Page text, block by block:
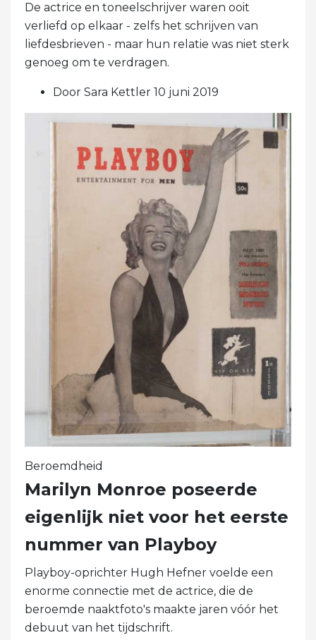
De actrice en toneelschrijver waren ooit
verliefd op elkaar - zelfs het schrijven van
liefdesbrieven - maar hun relatie was niet sterk
genoeg om te verdragen.
Door Sara Kettler 10 juni 2019
Beroemdheid
Marilyn Monroe poseerde
eigenlijk niet voor het eerste
nummer van Playboy
Playboy-oprichter Hugh Hefner voelde een
enorme connectie met de actrice, die de
beroemde naaktfoto's maakte jaren vóór het
debuut van het tijdschrift.